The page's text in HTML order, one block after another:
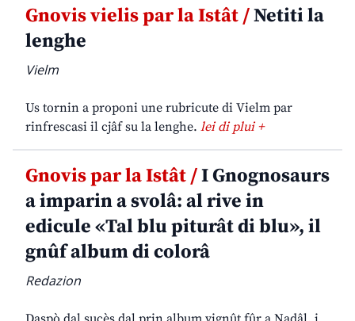
Gnovis vielis par la Istât /Netiti la
lenghe
Vielm
Us tornin a proponi une rubricute di Vielm par
rinfrescasi il cjâf su la lenghe. lei di plui +
Gnovis par la Istât /I Gnognosaurs
a imparin a svolâ: al rive in
edicule «Tal blu piturât di blu», il
gnûf album di colorâ
Redazion